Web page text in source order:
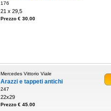
176
21 x 29,5
Prezzo € 30.00
Mercedes Vittorio Viale
Arazzi e tappeti antichi
247
22x29
Prezzo € 45.00